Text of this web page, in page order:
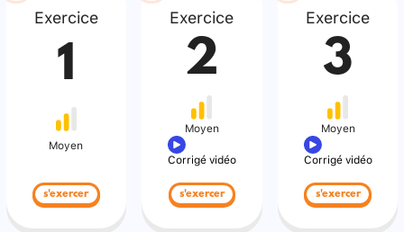
Exercice
1
Moyen
s'exercer
Exercice
2
Moyen
Corrigé vidéo
s'exercer
Exercice
3
Moyen
Corrigé vidéo
s'exercer